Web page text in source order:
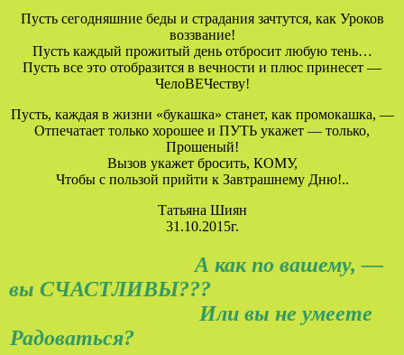
Пусть сегодняшние беды и страдания зачтутся, как Уроков
воззвание!
Пусть каждый прожитый день отбросит любую тень…
Пусть все это отобразится в вечности и плюс принесет —
ЧелоВЕЧеству!
Пусть, каждая в жизни «букашка» станет, как промокашка, —
Отпечатает только хорошее и ПУТЬ укажет — только,
Прошеный!
Вызов укажет бросить, КОМУ,
Чтобы с пользой прийти к Завтрашнему Дню!..
Татьяна Шиян
31.10.2015г.
А как по вашему, —
вы СЧАСТЛИВЫ???
Или вы не умеете
Радоваться?